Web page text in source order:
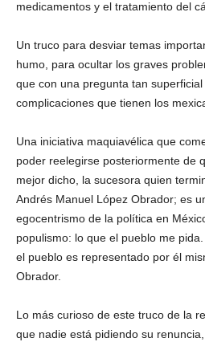
medicamentos y el tratamiento del
Un truco para desviar temas
humo, para ocultar los graves
que con una pregunta tan
complicaciones que tienen los
Una iniciativa maquiavélica que
poder reelegirse posteriormente de
mejor dicho, la sucesora quien
Andrés Manuel López Obrador; es
egocentrismo de la política en
populismo: lo que el pueblo me
el pueblo es representado por él
Obrador.
Lo más curioso de este truco de la
que nadie está pidiendo su